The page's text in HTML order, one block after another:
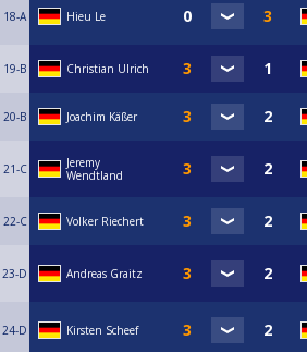
18-A Hieu Le
19-B Christian Ulrich
20-B Joachim Käßer
21-C
Jeremy
Wendtland
22-C Volker Riechert
23-D Andreas Graitz
24-D Kirsten Scheef